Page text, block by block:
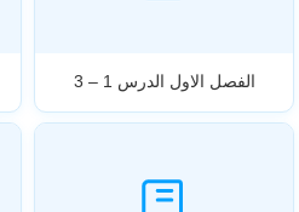
الفصل الاول الدرس 1 – 3